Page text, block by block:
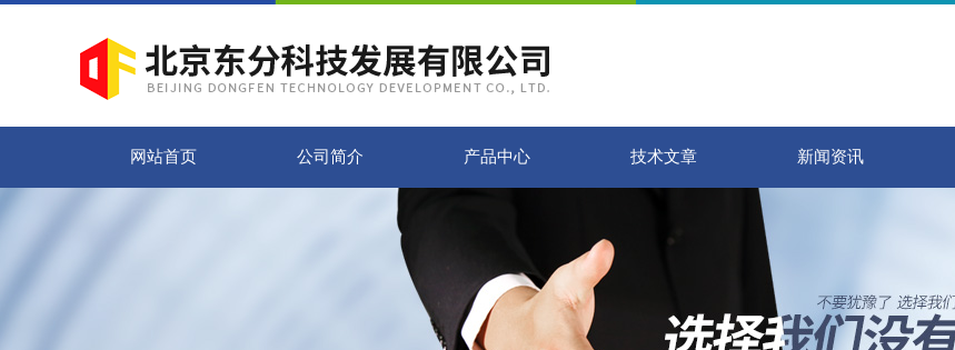
网站首页 公司简介 产品中心 技术文章 新闻资讯